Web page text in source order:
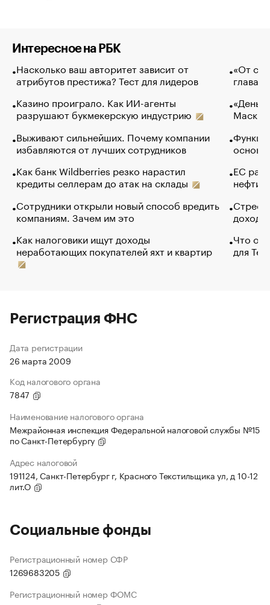
Интересное на РБК
Насколько ваш авторитет зависит от
атрибутов престижа? Тест для лидеров
Казино проиграло. Как ИИ-агенты
разрушают букмекерскую индустрию
Выживают сильнейших. Почему компании
избавляются от лучших сотрудников
Как банк Wildberries резко нарастил
кредиты селлерам до атак на склады
Сотрудники открыли новый способ вредить
компаниям. Зачем им это
Как налоговики ищут доходы
неработающих покупателей яхт и квартир
«От
глава
Маск в
основ
ЕС
нефти
Что
для
Регистрация ФНС
Дата регистрации
26 марта 2009
Код налогового органа
7847
Наименование налогового органа
Межрайонная инспекция Федеральной налоговой службы №15
по Санкт-Петербургу
Адрес налоговой
191124, Санкт-Петербург г, Красного Текстильщика ул, д 10-12
лит.О
Социальные фонды
Регистрационный номер СФР
1269683205
Регистрационный номер ФОМС